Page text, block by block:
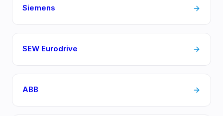
Siemens
SEW Eurodrive
ABB